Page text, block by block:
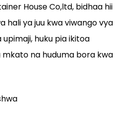
House Co,ltd, bidhaa hii
hali ya juu kwa viwango vya
huku pia ikitoa
mkato na huduma bora kwa